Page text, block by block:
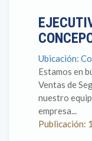
Ubicación:
Estamos en
Ventas de
nuestro
empresa...
Publicación: